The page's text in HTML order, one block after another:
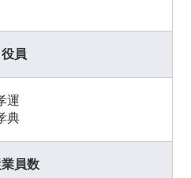
役員
運
典
員数